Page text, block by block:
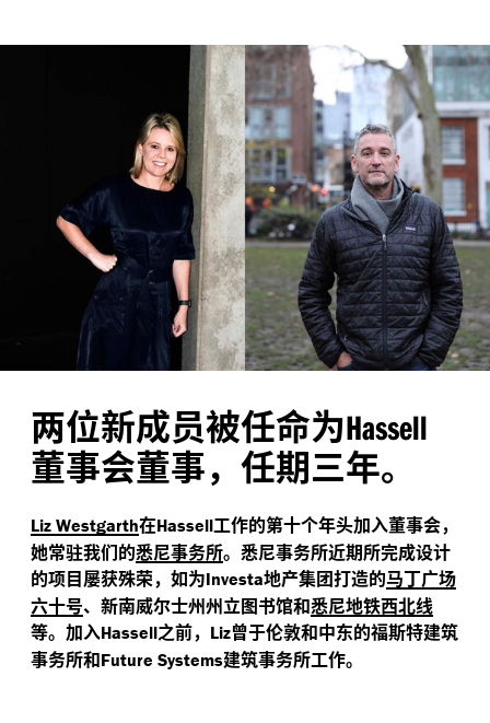
两位新成员被任命为Hassell
董事会董事，任期三年。
Liz Westgarth在Hassell工作的第十个年头加入董事会，
她常驻我们的悉尼事务所。悉尼事务所近期所完成设计
的项目屡获殊荣，如为Investa地产集团打造的马丁广场
六十号、新南威尔士州州立图书馆和悉尼地铁西北线
等。加入Hassell之前， Liz曾于伦敦和中东的福斯特建筑
事务所和Future Systems建筑事务所工作。